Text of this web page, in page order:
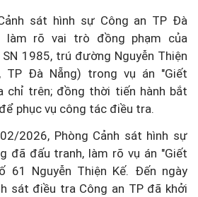
sát hình sự Công an TP Đà
làm rõ vai trò đồng phạm của
SN 1985, trú đường Nguyễn Thiện
TP Đà Nẵng) trong vụ án "Giết
chỉ trên; đồng thời tiến hành bắt
phục vụ công tác điều tra.
2026, Phòng Cảnh sát hình sự
đã đấu tranh, làm rõ vụ án "Giết
61 Nguyễn Thiện Kế. Đến ngày
sát điều tra Công an TP đã khởi